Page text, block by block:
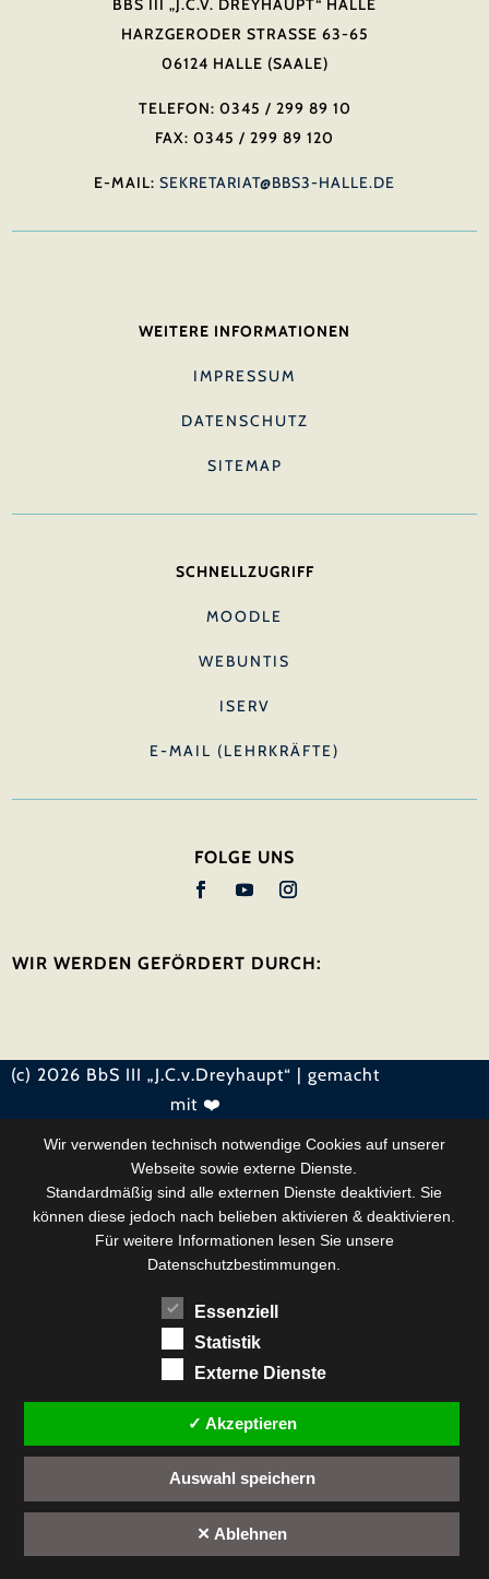
BBS III „J.C.V. DREYHAUPT“ HALLE
HARZGERODER STRASSE 63-65
06124 HALLE (SAALE)
TELEFON: 0345 / 299 89 10
FAX: 0345 / 299 89 120
E-MAIL: SEKRETARIAT@BBS3-HALLE.DE
WEITERE INFORMATIONEN
IMPRESSUM
DATENSCHUTZ
SITEMAP
SCHNELLZUGRIFF
MOODLE
WEBUNTIS
ISERV
E-MAIL (LEHRKRÄFTE)
FOLGE UNS
WIR WERDEN GEFÖRDERT DURCH:
(c) 2026 BbS III „J.C.v.Dreyhaupt“ | gemacht
mit ❤️
Wir verwenden technisch notwendige Cookies auf unserer
Webseite sowie externe Dienste.
Standardmäßig sind alle externen Dienste deaktiviert. Sie
können diese jedoch nach belieben aktivieren & deaktivieren.
Für weitere Informationen lesen Sie unsere
Datenschutzbestimmungen.
Essenziell
Statistik
Externe Dienste
✓ Akzeptieren
Auswahl speichern
✕ Ablehnen